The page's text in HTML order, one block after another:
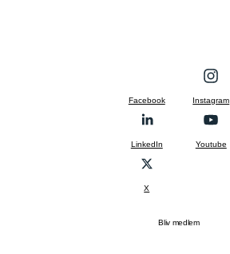
Facebook Instagram
LinkedIn Youtube
X
Bliv medlem